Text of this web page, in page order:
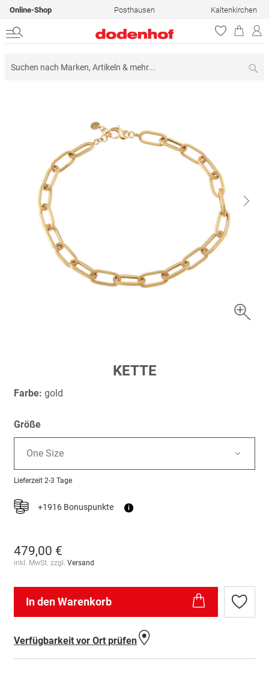
Online-Shop Posthausen Kaltenkirchen
der
KETTE
Farbe: gold
Größe
One Size
Lieferzeit 2-3 Tage
+1916 Bonuspunkte i
479,00 €
inkl. MwSt. zzgl. Versand
In den Warenkorb
Zur
Verfügbarkeit vor Ort prüfen